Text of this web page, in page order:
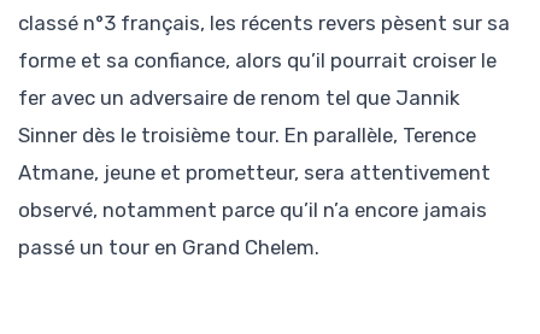
classé n°3 français, les récents revers pèsent sur sa
forme et sa confiance, alors qu’il pourrait croiser le
fer avec un adversaire de renom tel que Jannik
Sinner dès le troisième tour. En parallèle, Terence
Atmane, jeune et prometteur, sera attentivement
observé, notamment parce qu’il n’a encore jamais
passé un tour en Grand Chelem.